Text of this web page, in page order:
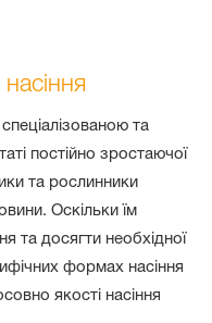
та
постійно зростаючої
та рослинники
Оскільки їм
та досягти необхідної
формах насіння
якості насіння